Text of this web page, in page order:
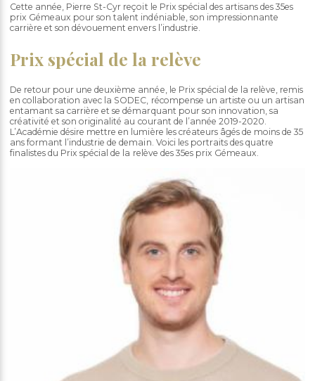
Cette année, Pierre St-Cyr reçoit le Prix spécial des artisans des 35es
prix Gémeaux pour son talent indéniable, son impressionnante
carrière et son dévouement envers l’industrie.
Prix spécial de la relève
De retour pour une deuxième année, le Prix spécial de la relève, remis
en collaboration avec la SODEC, récompense un artiste ou un artisan
entamant sa carrière et se démarquant pour son innovation, sa
créativité et son originalité au courant de l’année 2019-2020.
L’Académie désire mettre en lumière les créateurs âgés de moins de 35
ans formant l’industrie de demain. Voici les portraits des quatre
finalistes du Prix spécial de la relève des 35es prix Gémeaux.